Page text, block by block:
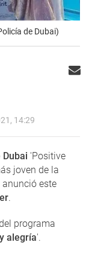
de Dubai)
14:29
Dubai 'Positive
joven de la
anunció este
.
programa
alegría'.